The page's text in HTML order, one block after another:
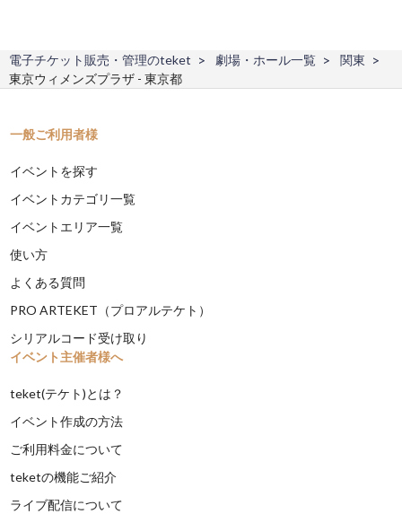
電子チケット販売・管理のteket 劇場・ホール一覧
関東
東京ウィメンズプラザ - 東京都
一般ご利用者様
イベントを探す
イベントカテゴリ一覧
イベントエリア一覧
使い方
よくある質問
PRO ARTEKET（プロアルテケト）
シリアルコード受け取り
イベント主催者様へ
teket(テケト)とは？
イベント作成の方法
ご利用料金について
teketの機能ご紹介
ライブ配信について